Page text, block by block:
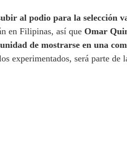
al podio para la selección
en Filipinas, así que Omar
de mostrarse en una
experimentados, será parte